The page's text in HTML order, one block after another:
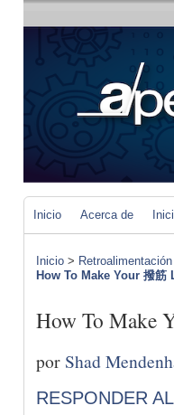
Inicio Acerca de
Inicio >
How To Make Your 撥
How To Make
porShad
RESPONDER